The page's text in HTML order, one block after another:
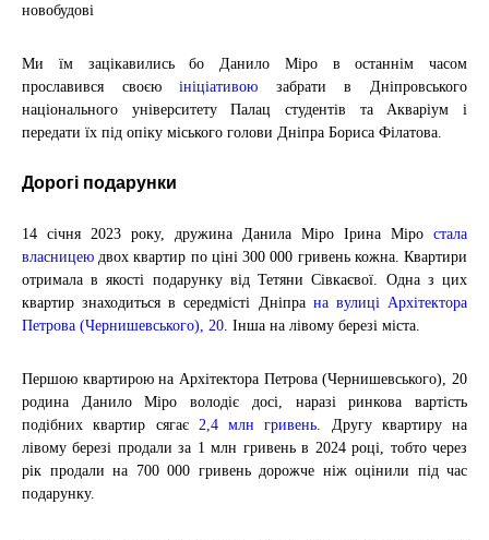
новобудові
Ми їм зацікавились бо Данило Міро в останнім часом
прославився своєюініціативою забрати в Дніпровського
національного університету Палац студентів та Акваріум і
передати їх під опіку міського голови Дніпра Бориса Філатова.
Дорогі подарунки
14 січня 2023 року, дружина Данила Міро Ірина Міро стала
власницею двох квартир по ціні 300 000 гривень кожна. Квартири
отримала в якості подарунку від Тетяни Сівкаєвої. Одна з цих
квартир знаходиться в середмісті Дніпра на вулиці Архітектора
Петрова (Чернишевського), 20. Інша на лівому березі міста.
Першою квартирою на Архітектора Петрова (Чернишевського), 20
родина Данило Міро володіє досі, наразі ринкова вартість
подібних квартир сягає 2,4 млн гривень. Другу квартиру на
лівому березі продали за 1 млн гривень в 2024 році, тобто через
рік продали на 700 000 гривень дорожче ніж оцінили під час
подарунку.